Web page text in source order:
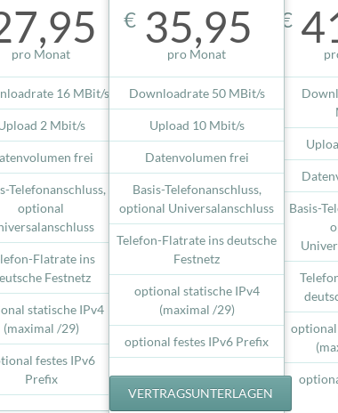
pro Monat
16 MBit/s
2 Mbit/s
frei
Telefonanschluss,
optional
Flatrate ins
Festnetz
statische IPv4
(maximal /29)
festes IPv6
Prefix
€35,95
pro Monat
Downloadrate 50 MBit/s
Upload 10 Mbit/s
Datenvolumen frei
Basis-Telefonanschluss,
optional Universalanschluss
Telefon-Flatrate ins deutsche
Festnetz
optional statische IPv4
(maximal /29)
optional festes IPv6 Prefix
VERTRAGSUNTERLAGEN
€
Basis-
optional